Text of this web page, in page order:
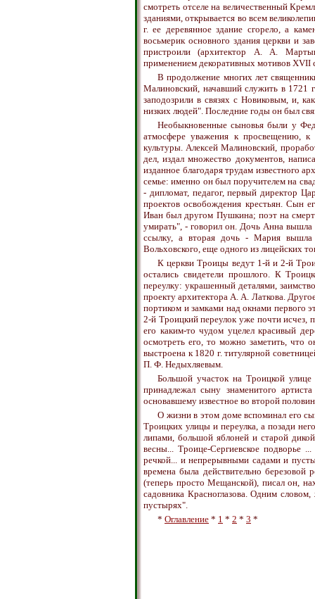
смотреть отселе на величественный
зданиями, открывается во всем
г. ее деревянное здание сгорело, а
восьмерик основного здания церкви и
пристроили (архитектор А. А.
применением декоративных мотивов XVII
В продолжение многих лет
Малиновский, начавший служить в 1721
заподозрили в связях с Новиковым, и,
низких людей". Последние годы он был
Необыкновенные сыновья были у
атмосфере уважения к просвещению, к
культуры. Алексей Малиновский,
дел, издал множество документов,
изданное благодаря трудам известного
семье: именно он был поручителем на
- дипломат, педагог, первый директор
проектов освобождения крестьян. Сын
Иван был другом Пушкина; поэт на
умирать", - говорил он. Дочь Анна вышла
ссылку, а вторая дочь - Мария вышла
Вольховского, еще одного из лицейских
К церкви Троицы ведут 1-й и 2-й
остались свидетели прошлого. К
переулку: украшенный деталями,
проекту архитектора А. А. Латкова.
портиком и замками над окнами первого
2-й Троицкий переулок уже почти исчез,
его каким-то чудом уцелел красивый
осмотреть его, то можно заметить, что
выстроена к 1820 г. титулярной
П. Ф. Недыхляевым.
Большой участок на Троицкой
принадлежал сыну знаменитого
основавшему известное во второй
О жизни в этом доме вспоминал его
Троицких улицы и переулка, а позади
липами, большой яблоней и старой
весны... Троице-Сергиевское подворье
речкой... и непрерывными садами и
времена была действительно
(теперь просто Мещанской), писал он,
садовника Красноглазова. Одним
пустырях".
* Оглавление * 1 * 2 * 3 *